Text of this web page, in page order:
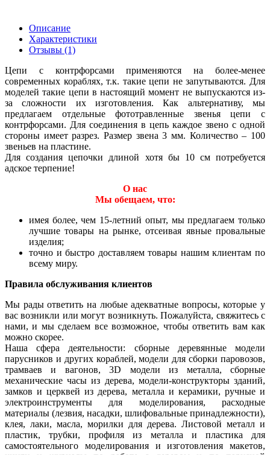
Описание
Характеристики
Отзывы (1)
Цепи с контрфорсами применяются на более-менее
современных кораблях, т.к. такие цепи не запутываются. Для
моделей такие цепи в настоящий момент не выпускаются из-
за сложности их изготовления. Как альтернативу, мы
предлагаем отдельные фототравленные звенья цепи с
контрфорсами. Для соединения в цепь каждое звено с одной
стороны имеет разрез. Размер звена 3 мм. Количество – 100
звеньев на пластине.
Для создания цепочки длиной хотя бы 10 см потребуется
адское терпение!
О нас
Мы обещаем, что:
имея более, чем 15-летний опыт, мы предлагаем только
лучшие товары на рынке, отсеивая явные провальные
изделия;
точно и быстро доставляем товары нашим клиентам по
всему миру.
Правила обслуживания клиентов
Мы рады ответить на любые адекватные вопросы, которые у
вас возникли или могут возникнуть. Пожалуйста, свяжитесь с
нами, и мы сделаем все возможное, чтобы ответить вам как
можно скорее.
Наша сфера деятельности: сборные деревянные модели
парусников и других кораблей, модели для сборки паровозов,
трамваев и вагонов, 3D модели из металла, сборные
механические часы из дерева, модели-конструкторы зданий,
замков и церквей из дерева, металла и керамики, ручные и
электроинструменты для моделирования, расходные
материалы (лезвия, насадки, шлифовальные принадлежности),
клея, лаки, масла, морилки для дерева. Листовой металл и
пластик, трубки, профиля из металла и пластика для
самостоятельного моделирования и изготовления макетов,